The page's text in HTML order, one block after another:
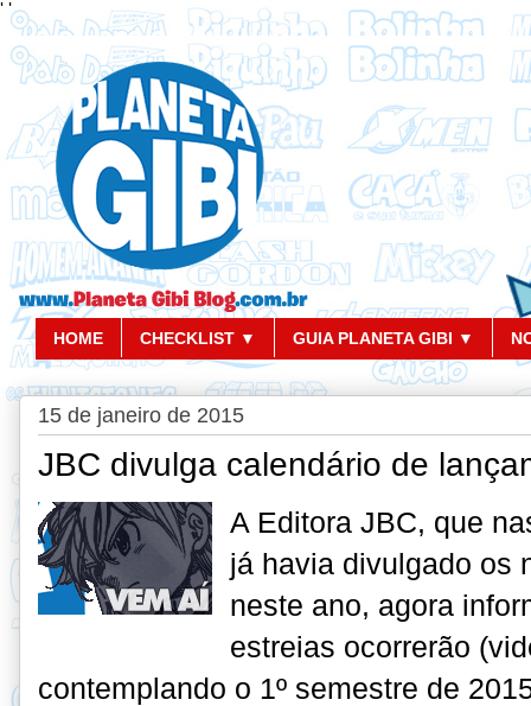
' '
HOME CHECKLIST ▼ GUIA PLANETA GIBI ▼
15 de janeiro de 2015
JBC divulga calendário de
A Editora JBC, que
já havia divulgado os
neste ano, agora
estreias ocorrerão
contemplando o 1º semestre de